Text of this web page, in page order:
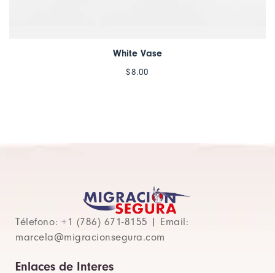
White Vase
$8.00
Télefono: +1 (786) 671-8155 | Email:
marcela@migracionsegura.com
Enlaces de Interes